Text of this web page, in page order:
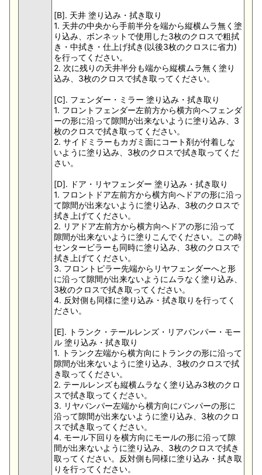
[B]. 天井 塗り込み・拭き取り
1. 天井の中央から手前半分を端から縦横ムラ無く塗
り込み、ボンネットで使用した3枚のクロスで粗拭
き・中拭き・仕上げ拭き(以後3枚のクロスに省力)
を行ってください。
2. 次に残りの天井半分も端から縦横ムラ無く塗り
込み、3枚のクロスで拭き取ってください。
[C]. フェンダー・ミラー 塗り込み・拭き取り
1. フロントフェンダー左前方から横方向へフェンダ
ーの形に沿って隙間が出来ないように塗り込み、3
枚のクロスで拭き取ってください。
2. サイドミラーもカガミ面にコート剤が付着しな
いように塗り込み、3枚のクロスで拭き取ってくだ
さい。
[D]. ドア・リヤフェンダー 塗り込み・拭き取り
1. フロントドア左前方から横方向へドアの形に沿っ
て隙間が出来ないように塗り込み、3枚のクロスで
拭き上げてください。
2. リアドア左前方から横方向へドアの形に沿って
隙間が出来ないように塗りこんでください。この時
センタービラーも同時に塗り込み、3枚のクロスで
拭き上げてください。
3. フロントピラー先端からリヤフェンダーへと形
に沿って隙間が出来ないようにムラなく塗り込み、
3枚のクロスで拭き取ってください。
4. 反対側も同様に塗り込み・拭き取りを行ってく
ださい。
[E]. トランク・テールレンズ・リアバンパー・モー
ル 塗り込み・拭き取り
1. トランク左端から横方向にトランクの形に沿って
隙間が出来ないように塗り込み、3枚のクロスで拭
き取ってください。
2. テールレンズも縦横ムラなく塗り込み3枚のクロ
スで拭き取ってください。
3. リヤバンパー左端から横方向にバンパーの形に
沿って隙間が出来ないように塗り込み、3枚のクロ
スで拭き取ってください。
4. モール下回りを横方向にモールの形に沿って隙
間が出来ないように塗り込み、3枚のクロスで拭き
取ってください。反対側も同様に塗り込み・拭き取
りを行ってください。